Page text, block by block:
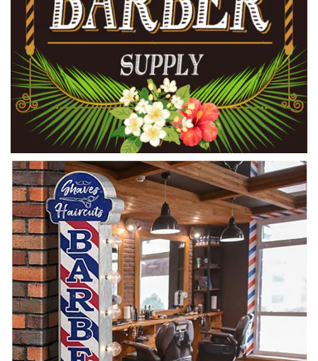
日本ウォール プレミアムカッティングガイド3個セット 1.5/3.0/4.5mm
2020/05/22
親切に質問に答えて頂きありがとうございました 商品も迅
速に届きました また利用させていただきます
この度はお買い上げありがとうございます。お
買い上げのお品がお気に召したようで光栄でご
ざいます。これからも良いお品を探し、みなさ
んにご覧いただけるよう買い付けしてまいりま
す。せっかくレビューをいただきましたのにご
返信までにお時間を要してしまい恐縮です。さ
さやかながらお礼のクーポンをメールにてお送
りさせていただきます。ぜひ次回のお買い物に
ご利用ください。またのご利用をお待ちしてお
ります。
2020/05/19